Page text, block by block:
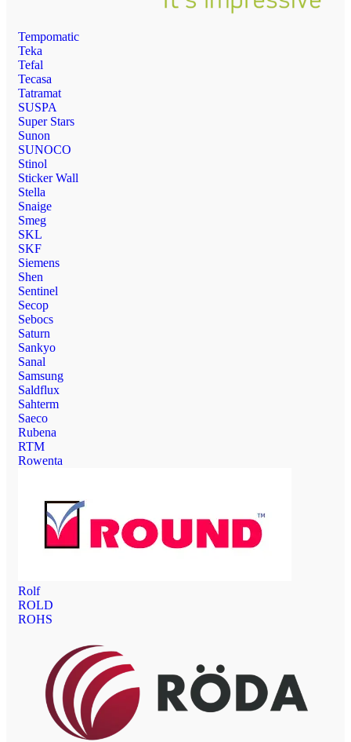
Tempomatic
Teka
Tefal
Tecasa
Tatramat
SUSPA
Super Stars
Sunon
SUNOCO
Stinol
Sticker Wall
Stella
Snaige
Smeg
SKL
SKF
Siemens
Shen
Sentinel
Secop
Sebocs
Saturn
Sankyo
Sanal
Samsung
Saldflux
Sahterm
Saeco
Rubena
RTM
Rowenta
Rolf
ROLD
ROHS